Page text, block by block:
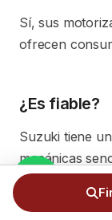
Sí, sus
ofrecen
¿Es fiable?
Suzuki tiene
mecánicas